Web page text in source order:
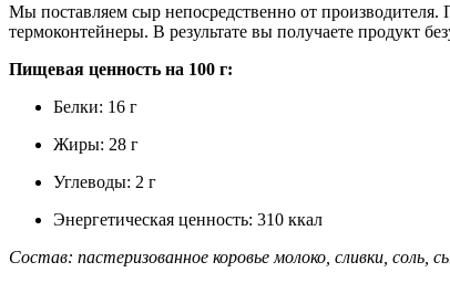
Мы поставляем сыр непосредственно от
термоконтейнеры. В результате вы получаете продукт
Пищевая ценность на 100 г:
Белки: 16 г
Жиры: 28 г
Углеводы: 2 г
Энергетическая ценность: 310 ккал
Состав: пастеризованное коровье молоко, сливки,